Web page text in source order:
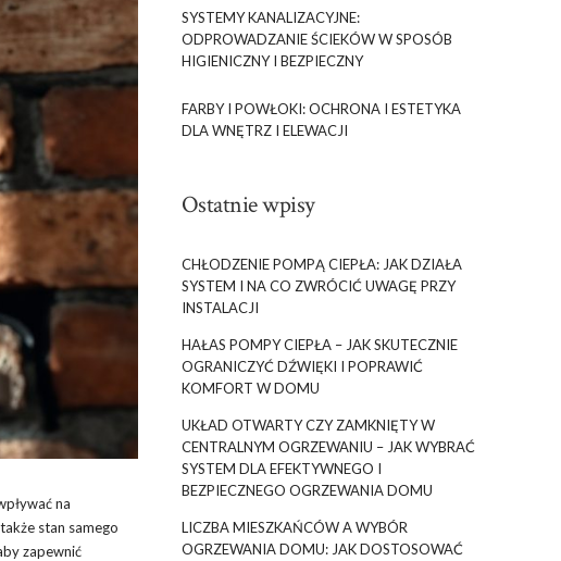
na
stan samego
zapewnić
SYSTEMY KANALIZACYJNE:
ODPROWADZANIE ŚCIEKÓW W SPOSÓB
HIGIENICZNY I BEZPIECZNY
FARBY I POWŁOKI: OCHRONA I ESTETYKA
DLA WNĘTRZ I ELEWACJI
Ostatnie wpisy
CHŁODZENIE POMPĄ CIEPŁA: JAK DZIAŁA
SYSTEM I NA CO ZWRÓCIĆ UWAGĘ PRZY
INSTALACJI
HAŁAS POMPY CIEPŁA – JAK SKUTECZNIE
OGRANICZYĆ DŹWIĘKI I POPRAWIĆ
KOMFORT W DOMU
UKŁAD OTWARTY CZY ZAMKNIĘTY W
CENTRALNYM OGRZEWANIU – JAK WYBRAĆ
SYSTEM DLA EFEKTYWNEGO I
BEZPIECZNEGO OGRZEWANIA DOMU
LICZBA MIESZKAŃCÓW A WYBÓR
OGRZEWANIA DOMU: JAK DOSTOSOWAĆ